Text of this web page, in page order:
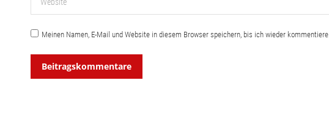
Meinen Namen, E-Mail und Website in diesem Browser speichern, bis ich wieder kommentiere.
Beitragskommentare